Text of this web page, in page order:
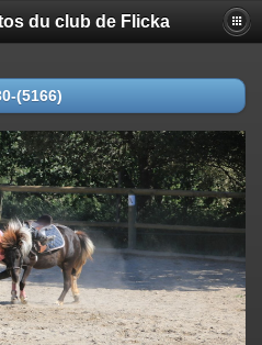
du club de Flicka
(5166)